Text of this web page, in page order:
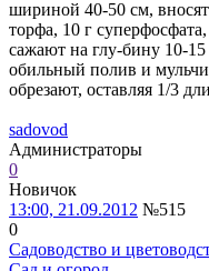
шириной 40-50 см,
торфа, 10 г
сажают на глу-бину 10-
обильный полив и
обрезают, оставляя 1/3
sadovod
Администраторы
0
Новичок
13:00, 21.09.2012 №515
0
Садоводство и